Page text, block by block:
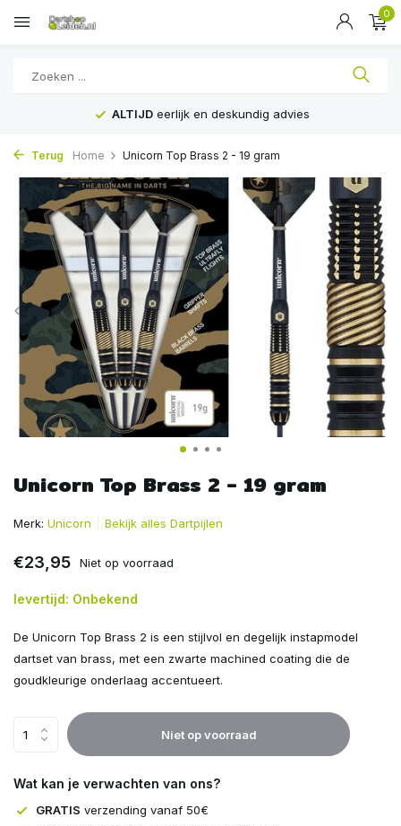
0
ALTIJD eerlijk en deskundig advies
Terug Home Unicorn Top Brass 2 - 19 gram
Unicorn Top Brass 2 - 19 gram
Merk: Unicorn Bekijk alles Dartpijlen
€23,95 Niet op voorraad
levertijd: Onbekend
De Unicorn Top Brass 2 is een stijlvol en degelijk instapmodel
dartset van brass, met een zwarte machined coating die de
goudkleurige onderlaag accentueert.
Niet op voorraad
Wat kan je verwachten van ons?
GRATIS verzending vanaf 50€